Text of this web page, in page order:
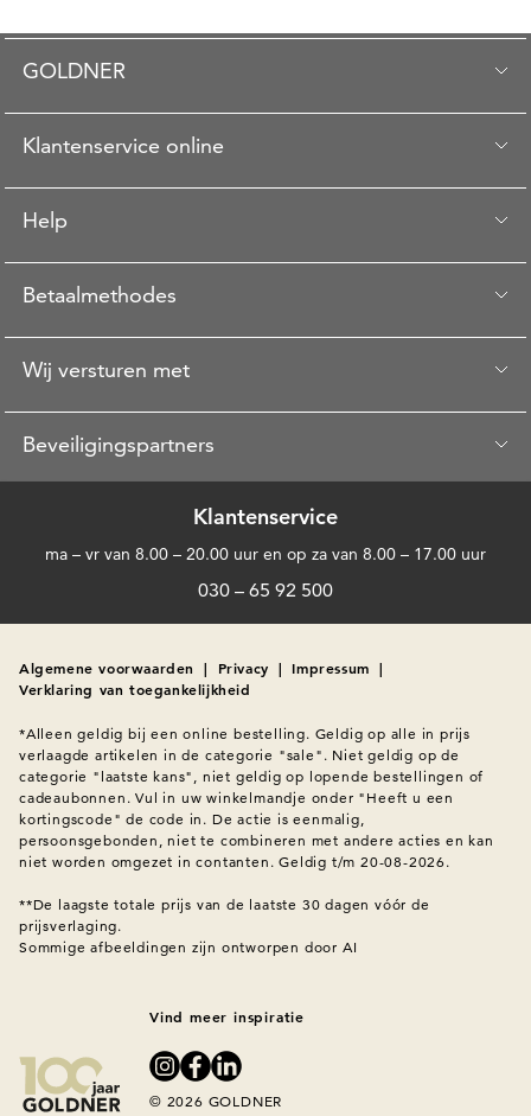
GOLDNER
Klantenservice online
Help
Betaalmethodes
Wij versturen met
Beveiligingspartners
Klantenservice
ma – vr van 8.00 – 20.00 uur en op za van 8.00 – 17.00 uur
030 – 65 92 500
Algemene voorwaarden | Privacy | Impressum |
Verklaring van toegankelijkheid
*Alleen geldig bij een online bestelling. Geldig op alle in prijs
verlaagde artikelen in de categorie "sale". Niet geldig op de
categorie "laatste kans", niet geldig op lopende bestellingen of
cadeaubonnen. Vul in uw winkelmandje onder "Heeft u een
kortingscode" de code in. De actie is eenmalig,
persoonsgebonden, niet te combineren met andere acties en kan
niet worden omgezet in contanten. Geldig t/m 20-08-2026.
**De laagste totale prijs van de laatste 30 dagen vóór de
Sommige afbeeldingen zijn ontworpen door AI
Vind meer inspiratie
© 2026 GOLDNER